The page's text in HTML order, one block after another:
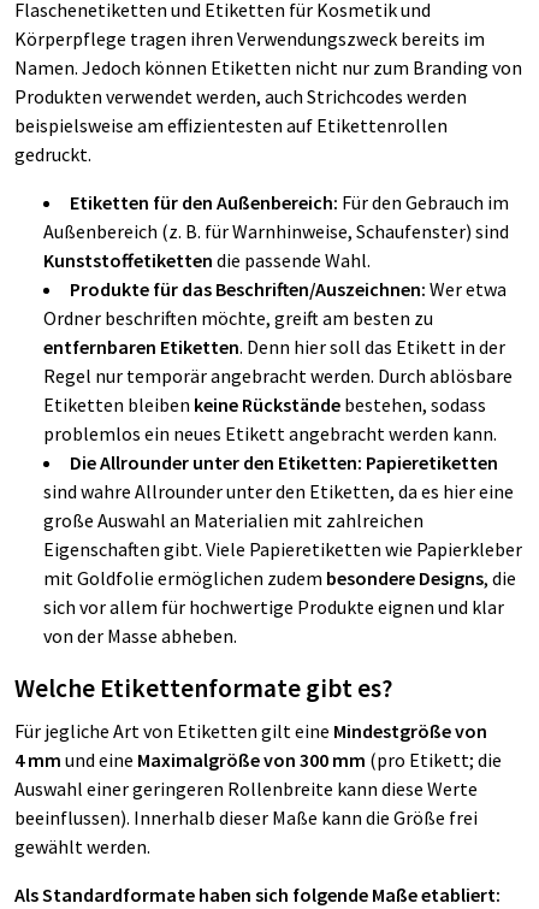
Flaschenetiketten und Etiketten für Kosmetik und
Körperpflege tragen ihren Verwendungszweck bereits im
Namen. Jedoch können Etiketten nicht nur zum Branding von
Produkten verwendet werden, auch Strichcodes werden
beispielsweise am effizientesten auf Etikettenrollen
gedruckt.
Etiketten für den Außenbereich: Für den Gebrauch im
Außenbereich (z. B. für Warnhinweise, Schaufenster) sind
Kunststoffetiketten die passende Wahl.
Produkte für das Beschriften/Auszeichnen: Wer etwa
Ordner beschriften möchte, greift am besten zu
entfernbaren Etiketten. Denn hier soll das Etikett in der
Regel nur temporär angebracht werden. Durch ablösbare
Etiketten bleiben keine Rückstände bestehen, sodass
problemlos ein neues Etikett angebracht werden kann.
Die Allrounder unter den Etiketten: Papieretiketten
sind wahre Allrounder unter den Etiketten, da es hier eine
große Auswahl an Materialien mit zahlreichen
Eigenschaften gibt. Viele Papieretiketten wie Papierkleber
mit Goldfolie ermöglichen zudem besondere Designs, die
sich vor allem für hochwertige Produkte eignen und klar
von der Masse abheben.
Welche Etikettenformate gibt es?
Für jegliche Art von Etiketten gilt eine Mindestgröße von
4 mm und eine Maximalgröße von 300 mm (pro Etikett; die
Auswahl einer geringeren Rollenbreite kann diese Werte
beeinflussen). Innerhalb dieser Maße kann die Größe frei
gewählt werden.
Als Standardformate haben sich folgende Maße etabliert: